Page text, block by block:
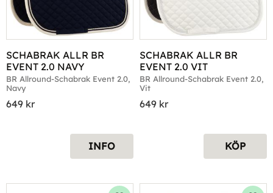
SCHABRAK ALLR BR
EVENT 2.0 NAVY
BR Allround-Schabrak Event 2.0,
Navy
649 kr
INFO
SCHABRAK ALLR BR
EVENT 2.0 VIT
BR Allround-Schabrak Event 2.0,
Vit
649 kr
KÖP